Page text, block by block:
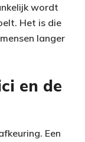
wordt
Het is die
langer
en de
Een